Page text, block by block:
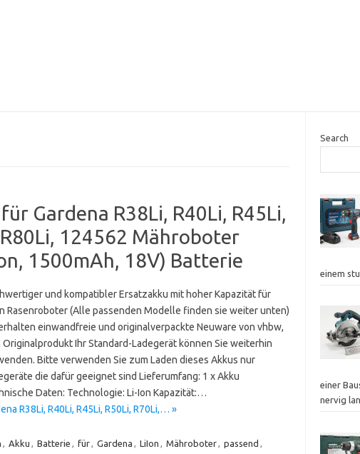
Gardena R38Li, R40Li, R45Li,
R80Li, 124562 Mähroboter
1500mAh, 18V) Batterie
und kompatibler Ersatzakku mit hoher Kapazität für
Rasenroboter (Alle passenden Modelle finden sie weiter unten)
einwandfreie und originalverpackte Neuware von vhbw,
Originalprodukt Ihr Standard-Ladegerät können Sie weiterhin
Bitte verwenden Sie zum Laden dieses Akkus nur
die dafür geeignet sind Lieferumfang: 1 x Akku
Daten: Technologie: Li-Ion Kapazität:…
R38Li, R40Li, R45Li, R50Li, R70Li,… »
, Akku , Batterie , für, Gardena , LiIon , Mähroboter, passend ,
Search
einem
einer
nervig